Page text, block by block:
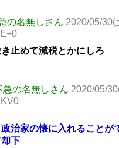
の名無しさん 2020/05/30(
止めて減税とかにしろ
急の名無しさん 2020/05/
治家の懐に入れることが
下